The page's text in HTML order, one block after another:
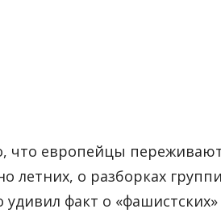
что европейцы
летних, о разборках
факт о